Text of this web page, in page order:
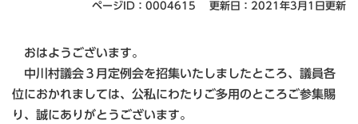
ページID：0004615 更新日：2021年3月1日更新
おはようございます。
中川村議会３月定例会を招集いたしましたところ、議員各
位におかれましては、公私にわたりご多用のところご参集賜
り、誠にありがとうございます。